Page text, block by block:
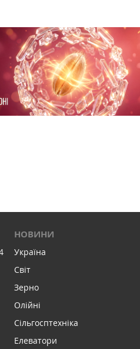
НОВИНИ
Україна
Світ
Зерно
Олійні
Сільгосптехніка
Елеватори